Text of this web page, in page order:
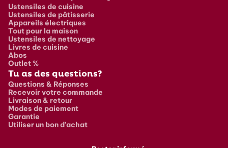
Ustensiles de cuisine
Ustensiles de pâtisserie
Appareils électriques
Tout pour la maison
Ustensiles de nettoyage
Livres de cuisine
Abos
Outlet %
Tu as des questions?
Questions & Réponses
Recevoir votre commande
Livraison & retour
Modes de paiement
Garantie
Utiliser un bon d'achat